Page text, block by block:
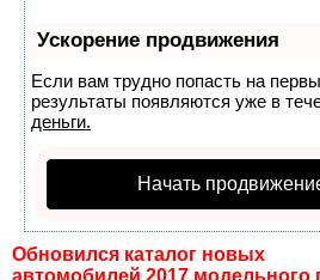
Ускорение продвижения
Если вам трудно попасть на
результаты появляются уже в
деньги.
Начать
Обновился каталог новых
автомобилей 2017 модельного